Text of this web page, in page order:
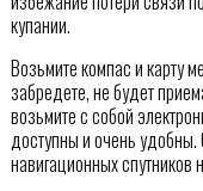
купании.
Возьмите компас и карту
забредете, не будет
возьмите с собой
доступны и очень удобны.
навигационных